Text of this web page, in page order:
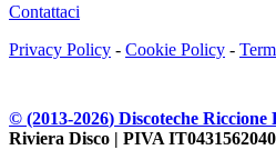
Contattaci
Privacy Policy - Cookie Policy -
© (2013-2026) Discoteche Riccione
Riviera Disco | PIVA